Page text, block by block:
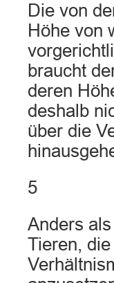
Die von
Höhe von
braucht
deren
deshalb
über die
5
Anders
Tieren,